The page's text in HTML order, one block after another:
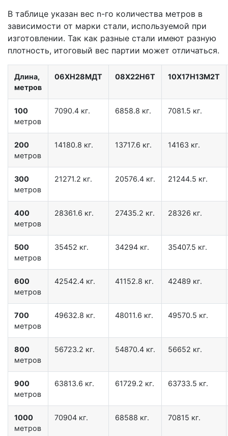
В таблице указан вес n-го количества метров в
зависимости от марки стали, используемой при
изготовлении. Так как разные стали имеют разную
плотность, итоговый вес партии может отличаться.
Длина,
метров
06ХН28МДТ 08Х22Н6Т 10Х17Н13М2Т
100
метров
7090.4 кг. 6858.8 кг. 7081.5 кг.
200
метров
14180.8 кг. 13717.6 кг. 14163 кг.
300
метров
21271.2 кг. 20576.4 кг. 21244.5 кг.
400
метров
28361.6 кг. 27435.2 кг. 28326 кг.
500
метров
35452 кг. 34294 кг. 35407.5 кг.
600
метров
42542.4 кг. 41152.8 кг. 42489 кг.
700
метров
49632.8 кг. 48011.6 кг. 49570.5 кг.
800
метров
56723.2 кг. 54870.4 кг. 56652 кг.
900
метров
63813.6 кг. 61729.2 кг. 63733.5 кг.
1000
метров
70904 кг. 68588 кг. 70815 кг.